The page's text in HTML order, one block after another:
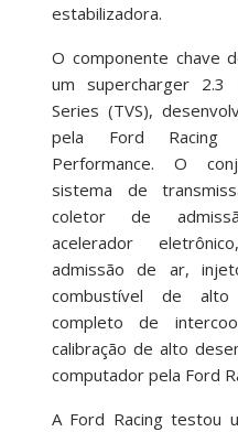
estabilizadora.
O componente chave
um supercharger 2.3
Series (TVS),
pela Ford
Performance. O
sistema de
coletor de
acelerador
admissão de ar,
combustível de
completo de
calibração de alto
computador pela Ford
A Ford Racing testou